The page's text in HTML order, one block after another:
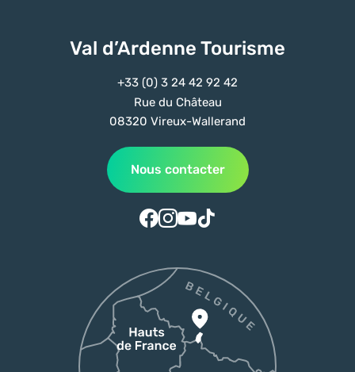
Val d’Ardenne Tourisme
+33 (0) 3 24 42 92 42
Rue du Château
08320 Vireux-Wallerand
Nous contacter
Suivez-nous sur Facebook
Suivez-nous sur Instagram
Suivez-nous sur Youtube
Suivez-nous sur Tiktok